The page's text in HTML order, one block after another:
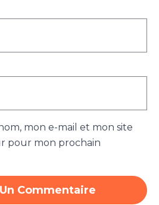
mon e-mail et mon site
pour mon prochain